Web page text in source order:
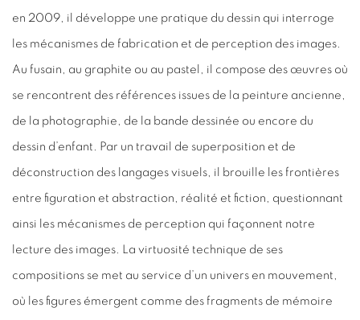
en 2009, il développe une pratique du dessin qui interroge
les mécanismes de fabrication et de perception des images.
Au fusain, au graphite ou au pastel, il compose des œuvres où
se rencontrent des références issues de la peinture ancienne,
de la photographie, de la bande dessinée ou encore du
dessin d’enfant. Par un travail de superposition et de
déconstruction des langages visuels, il brouille les frontières
entre figuration et abstraction, réalité et fiction, questionnant
ainsi les mécanismes de perception qui façonnent notre
lecture des images. La virtuosité technique de ses
compositions se met au service d’un univers en mouvement,
où les figures émergent comme des fragments de mémoire